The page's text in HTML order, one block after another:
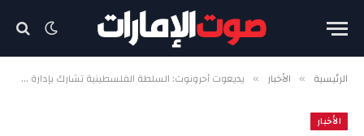
الرئيسية » الأخبار » يديعوت أحرونوت: السلطة الفلسطينية تشارك بإدارة معبر رفح رغم نفي نتنياهو
الأخبار